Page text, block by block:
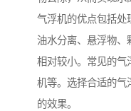
气浮机的优点包括处
油水分离、悬浮物、
相对较小。常见的气
机等。选择合适的气
的效果。